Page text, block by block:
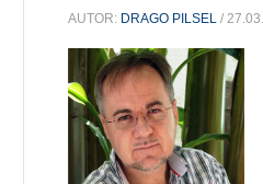
AUTOR: DRAGO PILSEL /